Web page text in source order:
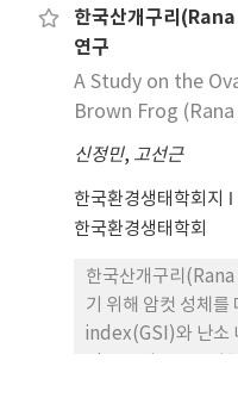
increased from
full grown follicle
February,
follicle oocytes
separately, not
growing period of
maintained the
정관이 출현하기 시
고 이 시기에 제1 정
관 단면적도 최저치
세정관 변화와 일치
다. 본 결과들로 보
형성은 4월부터 7월
월에서 3월로 확인
한국산개구리
연구
A Study on the
Brown Frog
신정민, 고선근
한국환경생태학회지
한국환경생태학회
한국산개구리
기 위해 암컷 성체
index(GSI)와 난소
무게와 GSI는 3월